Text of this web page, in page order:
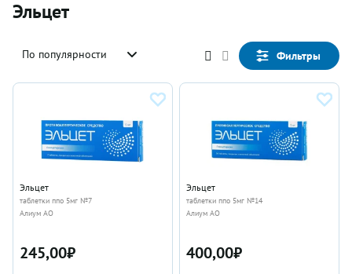
Эльцет
По популярности Фильтры
Эльцет
таблетки ппо 5мг №7
Алиум АО
245,00₽
Эльцет
таблетки ппо 5мг №14
Алиум АО
400,00₽